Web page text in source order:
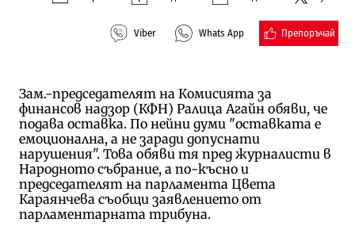
Viber Whats App Препоръчай
Зам.-председателят на Комисията за
финансов надзор (КФН) Ралица Агайн обяви, че
подава оставка. По нейни думи "оставката е
емоционална, а не заради допуснати
нарушения". Това обяви тя пред журналисти в
Народното събрание, а по-късно и
председателят на парламента Цвета
Караянчева съобщи заявлението от
парламентарната трибуна.